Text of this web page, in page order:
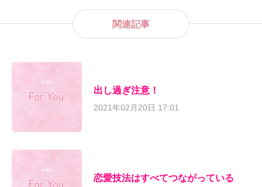
関連記事
出し過ぎ注意！
2021年02月20日 17:01
恋愛技法はすべてつながっている